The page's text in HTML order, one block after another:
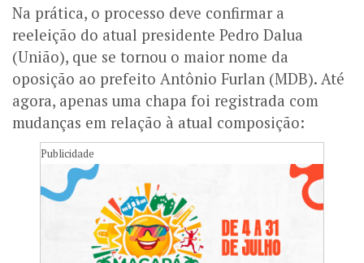
Na prática, o processo deve confirmar a
reeleição do atual presidente Pedro Dalua
(União), que se tornou o maior nome da
oposição ao prefeito Antônio Furlan (MDB). Até
agora, apenas uma chapa foi registrada com
mudanças em relação à atual composição:
Publicidade